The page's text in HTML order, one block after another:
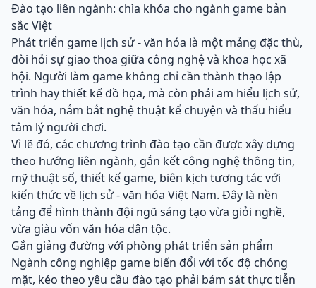
Đào tạo liên ngành: chìa khóa cho ngành game bản
sắc Việt
Phát triển game lịch sử - văn hóa là một mảng đặc thù,
đòi hỏi sự giao thoa giữa công nghệ và khoa học xã
hội. Người làm game không chỉ cần thành thạo lập
trình hay thiết kế đồ họa, mà còn phải am hiểu lịch sử,
văn hóa, nắm bắt nghệ thuật kể chuyện và thấu hiểu
tâm lý người chơi.
Vì lẽ đó, các chương trình đào tạo cần được xây dựng
theo hướng liên ngành, gắn kết công nghệ thông tin,
mỹ thuật số, thiết kế game, biên kịch tương tác với
kiến thức về lịch sử - văn hóa Việt Nam. Đây là nền
tảng để hình thành đội ngũ sáng tạo vừa giỏi nghề,
vừa giàu vốn văn hóa dân tộc.
Gắn giảng đường với phòng phát triển sản phẩm
Ngành công nghiệp game biến đổi với tốc độ chóng
mặt, kéo theo yêu cầu đào tạo phải bám sát thực tiễn